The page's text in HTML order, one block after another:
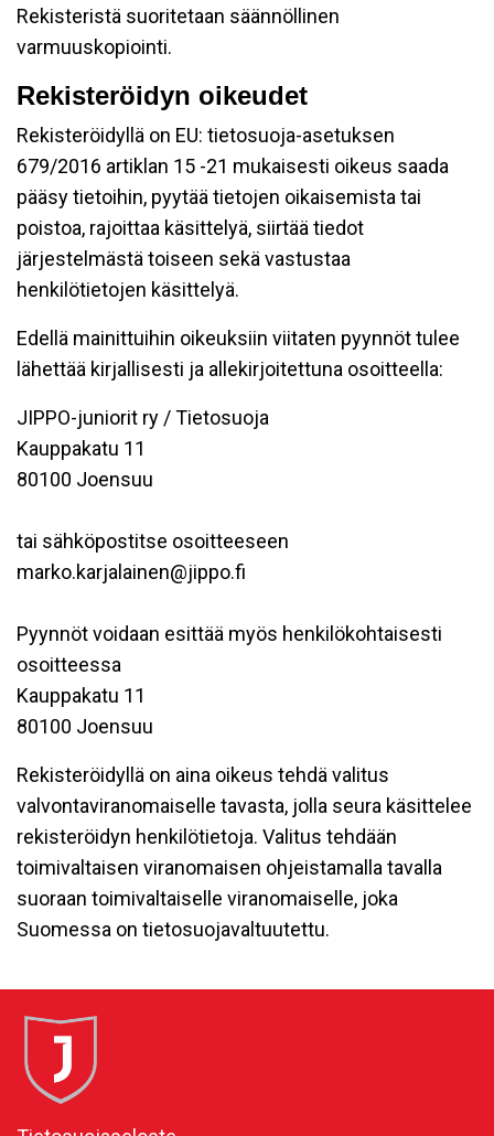
Rekisteristä suoritetaan säännöllinen
varmuuskopiointi.
Rekisteröidyn oikeudet
Rekisteröidyllä on EU: tietosuoja-asetuksen
679/2016 artiklan 15 -21 mukaisesti oikeus saada
pääsy tietoihin, pyytää tietojen oikaisemista tai
poistoa, rajoittaa käsittelyä, siirtää tiedot
järjestelmästä toiseen sekä vastustaa
henkilötietojen käsittelyä.
Edellä mainittuihin oikeuksiin viitaten pyynnöt tulee
lähettää kirjallisesti ja allekirjoitettuna osoitteella:
JIPPO-juniorit ry / Tietosuoja
Kauppakatu 11
80100 Joensuu
tai sähköpostitse osoitteeseen
marko.karjalainen@jippo.fi
Pyynnöt voidaan esittää myös henkilökohtaisesti
osoitteessa
Kauppakatu 11
80100 Joensuu
Rekisteröidyllä on aina oikeus tehdä valitus
valvontaviranomaiselle tavasta, jolla seura käsittelee
rekisteröidyn henkilötietoja. Valitus tehdään
toimivaltaisen viranomaisen ohjeistamalla tavalla
suoraan toimivaltaiselle viranomaiselle, joka
Suomessa on tietosuojavaltuutettu.